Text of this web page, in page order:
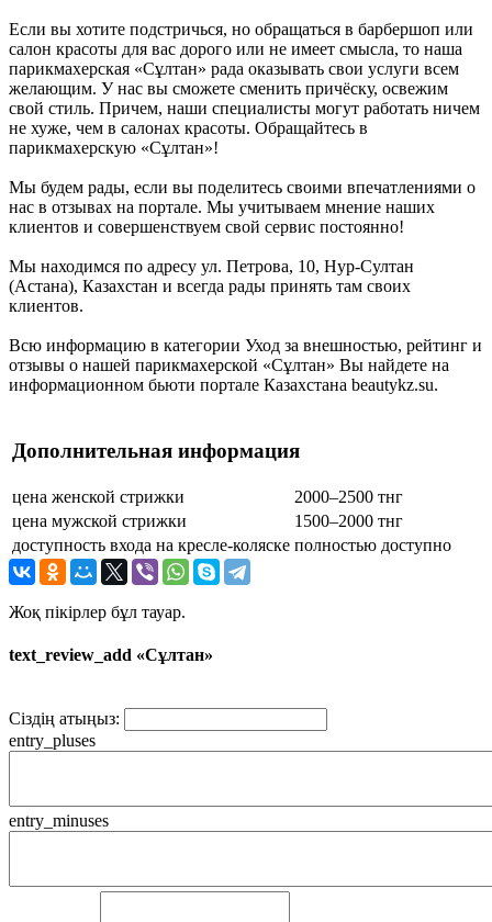
Если вы хотите подстричься, но обращаться в барбершоп или
салон красоты для вас дорого или не имеет смысла, то наша
парикмахерская «Сұлтан» рада оказывать свои услуги всем
желающим. У нас вы сможете сменить причёску, освежим
свой стиль. Причем, наши специалисты могут работать ничем
не хуже, чем в салонах красоты. Обращайтесь в
парикмахерскую «Сұлтан»!
Мы будем рады, если вы поделитесь своими впечатлениями о
нас в отзывах на портале. Мы учитываем мнение наших
клиентов и совершенствуем свой сервис постоянно!
Мы находимся по адресу ул. Петрова, 10, Нур-Султан
(Астана), Казахстан и всегда рады принять там своих
клиентов.
Всю информацию в категории Уход за внешностью, рейтинг и
отзывы о нашей парикмахерской «Сұлтан» Вы найдете на
информационном бьюти портале Казахстана beautykz.su.
Дополнительная информация
цена женской стрижки
2000–2500 тнг
цена мужской стрижки
1500–2000 тнг
доступность входа на кресле-коляске полностью доступно
Жоқ пікірлер бұл тауар.
text_review_add «Сұлтан»
Сіздің атыңыз:
entry_pluses
entry_minuses